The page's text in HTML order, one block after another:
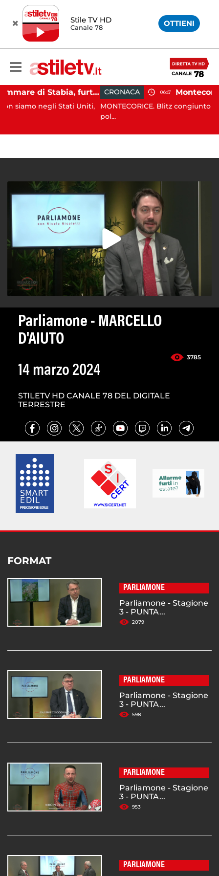
Stile TV HD
Canale 78 OTTIENI
Castellammare di Stabia, furto dal parrucchiere con cappuccio bianco e machete: 53enne in manette
negli Stati Uniti,
CRONACA 06:17
MONTECORICE. Blitz congiunto all’alba di
Parliamone - MARCELLO
D'AIUTO
3785
14 marzo 2024
STILETV HD CANALE 78 DEL DIGITALE
TERRESTRE
FORMAT
PARLIAMONE
Parliamone - Stagione
3 - PUNTA...
2079
PARLIAMONE
Parliamone - Stagione
3 - PUNTA...
598
PARLIAMONE
Parliamone - Stagione
3 - PUNTA...
953
PARLIAMONE